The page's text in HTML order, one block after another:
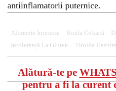
antiinflamatorii puternice.
Alimente Interzise Boala Celiacă
Intoleranță La Gluten
Tiroida
Alătură-te pe
pentru a fi la curent